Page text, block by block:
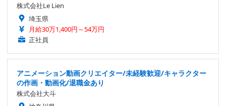
株式会社Le Lien
埼玉県
月給30万1,400円～54万円
正社員
アニメーション動画クリエイター/未経験歓迎/キャラクター
の作画・動画化/退職金あり
株式会社大斗